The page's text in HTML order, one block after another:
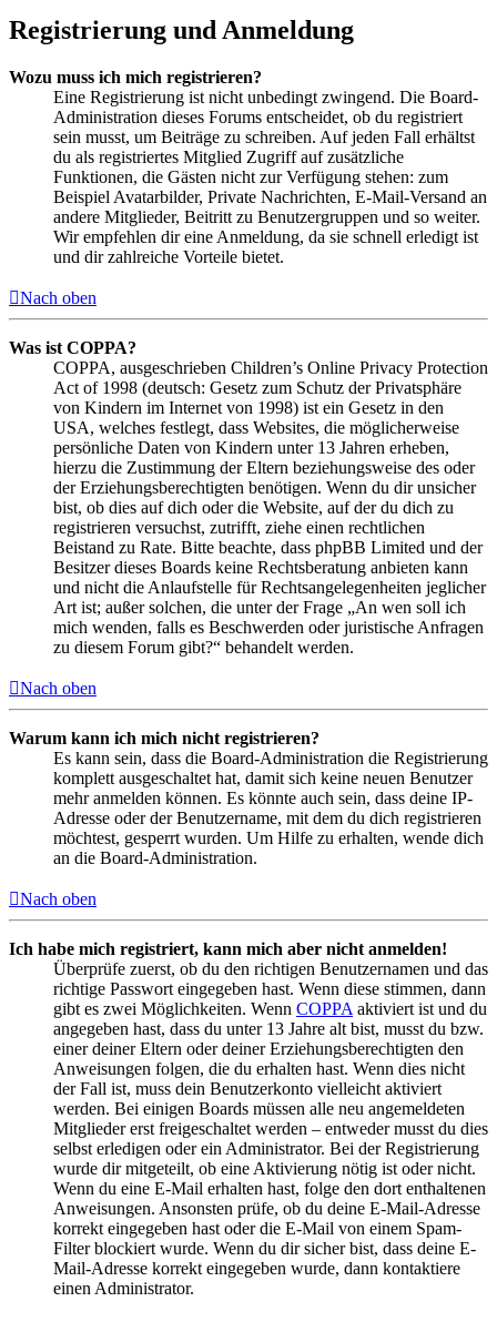
Registrierung und Anmeldung
Wozu muss ich mich registrieren?
Eine Registrierung ist nicht unbedingt zwingend. Die Board-
Administration dieses Forums entscheidet, ob du registriert
sein musst, um Beiträge zu schreiben. Auf jeden Fall erhältst
du als registriertes Mitglied Zugriff auf zusätzliche
Funktionen, die Gästen nicht zur Verfügung stehen: zum
Beispiel Avatarbilder, Private Nachrichten, E-Mail-Versand an
andere Mitglieder, Beitritt zu Benutzergruppen und so weiter.
Wir empfehlen dir eine Anmeldung, da sie schnell erledigt ist
und dir zahlreiche Vorteile bietet.
Nach oben
Was ist COPPA?
COPPA, ausgeschrieben Children’s Online Privacy Protection
Act of 1998 (deutsch: Gesetz zum Schutz der Privatsphäre
von Kindern im Internet von 1998) ist ein Gesetz in den
USA, welches festlegt, dass Websites, die möglicherweise
persönliche Daten von Kindern unter 13 Jahren erheben,
hierzu die Zustimmung der Eltern beziehungsweise des oder
der Erziehungsberechtigten benötigen. Wenn du dir unsicher
bist, ob dies auf dich oder die Website, auf der du dich zu
registrieren versuchst, zutrifft, ziehe einen rechtlichen
Beistand zu Rate. Bitte beachte, dass phpBB Limited und der
Besitzer dieses Boards keine Rechtsberatung anbieten kann
und nicht die Anlaufstelle für Rechtsangelegenheiten jeglicher
Art ist; außer solchen, die unter der Frage „An wen soll ich
mich wenden, falls es Beschwerden oder juristische Anfragen
zu diesem Forum gibt?“ behandelt werden.
Nach oben
Warum kann ich mich nicht registrieren?
Es kann sein, dass die Board-Administration die Registrierung
komplett ausgeschaltet hat, damit sich keine neuen Benutzer
mehr anmelden können. Es könnte auch sein, dass deine IP-
Adresse oder der Benutzername, mit dem du dich registrieren
möchtest, gesperrt wurden. Um Hilfe zu erhalten, wende dich
an die Board-Administration.
Nach oben
Ich habe mich registriert, kann mich aber nicht anmelden!
Überprüfe zuerst, ob du den richtigen Benutzernamen und das
richtige Passwort eingegeben hast. Wenn diese stimmen, dann
gibt es zwei Möglichkeiten. Wenn COPPA aktiviert ist und du
angegeben hast, dass du unter 13 Jahre alt bist, musst du bzw.
einer deiner Eltern oder deiner Erziehungsberechtigten den
Anweisungen folgen, die du erhalten hast. Wenn dies nicht
der Fall ist, muss dein Benutzerkonto vielleicht aktiviert
werden. Bei einigen Boards müssen alle neu angemeldeten
Mitglieder erst freigeschaltet werden – entweder musst du dies
selbst erledigen oder ein Administrator. Bei der Registrierung
wurde dir mitgeteilt, ob eine Aktivierung nötig ist oder nicht.
Wenn du eine E-Mail erhalten hast, folge den dort enthaltenen
Anweisungen. Ansonsten prüfe, ob du deine E-Mail-Adresse
korrekt eingegeben hast oder die E-Mail von einem Spam-
Filter blockiert wurde. Wenn du dir sicher bist, dass deine E-
Mail-Adresse korrekt eingegeben wurde, dann kontaktiere
einen Administrator.